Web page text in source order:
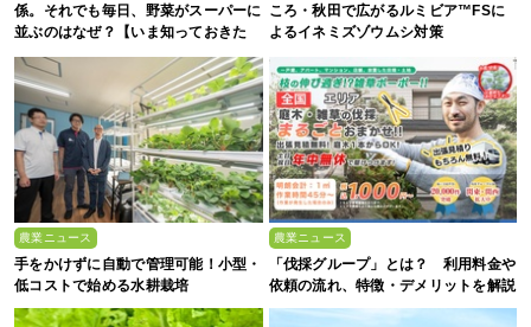
係。それでも毎日、野菜がスーパーに
並ぶのはなぜ？【いま知っておきた
い、これからの”食”の話】
ころ・秋田で広がるルミビア™FSに
よるイネミズゾウムシ対策
農業ニュース
手をかけずに自動で管理可能！小型・
低コストで始める水耕栽培
農業ニュース
「伐採グループ」とは？ 利用料金や
依頼の流れ、特徴・デメリットを解説